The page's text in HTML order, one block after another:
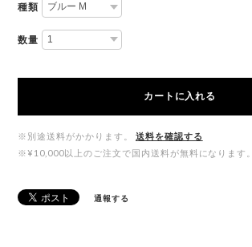
種類
数量
カートに入れる
※別途送料がかかります。
送料を確認する
※¥10,000以上のご注文で国内送料が無料になります。
通報する